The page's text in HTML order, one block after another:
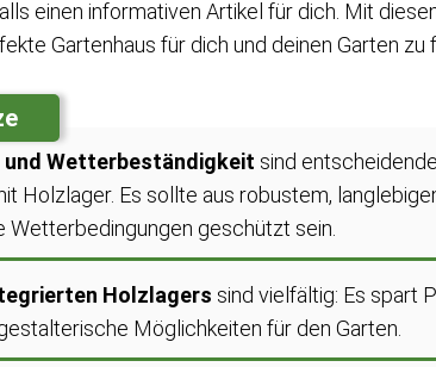
einen informativen Artikel für dich. Mit
Gartenhaus für dich und deinen Garten zu
Wetterbeständigkeit sind
Holzlager. Es sollte aus robustem,
Wetterbedingungen geschützt sein.
Holzlagers sind vielfältig: Es spart
Möglichkeiten für den Garten.